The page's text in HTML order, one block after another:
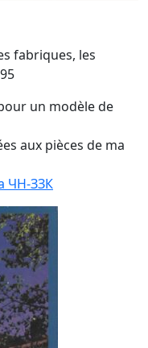
fabriques, les
un modèle de
aux pièces de ma
ЧН-ЗЗК